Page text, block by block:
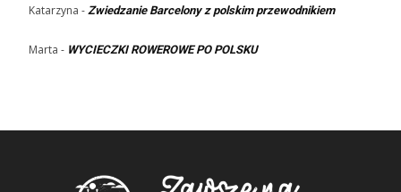
Katarzyna - Zwiedzanie Barcelony z polskim przewodnikiem
Marta - WYCIECZKI ROWEROWE PO POLSKU